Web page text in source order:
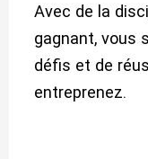
Avec de la
gagnant, vous
défis et de
entreprenez.